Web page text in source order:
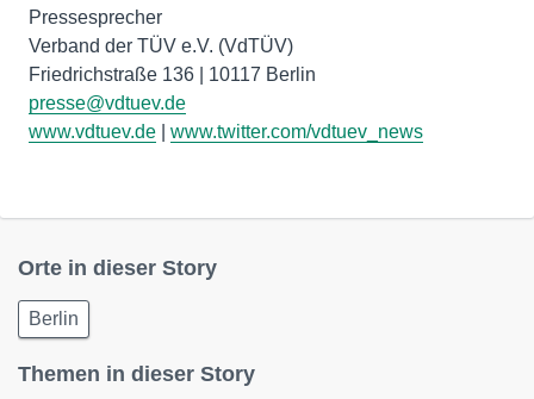
Pressesprecher
Verband der TÜV e.V. (VdTÜV)
presse@vdtuev.de
www.vdtuev.de
www.twitter.com/vdtuev_news
Orte in dieser Story
Berlin
Themen in dieser Story